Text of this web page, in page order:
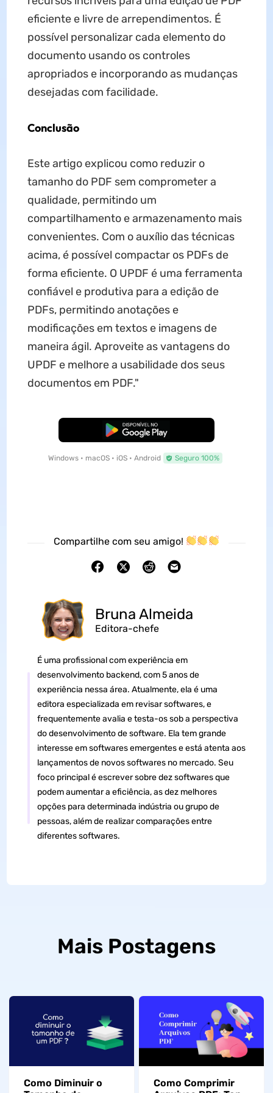
eficiente e livre de arrependimentos. É
possível personalizar cada elemento do
documento usando os controles
apropriados e incorporando as mudanças
desejadas com facilidade.
Conclusão
Este artigo explicou como reduzir o
tamanho do PDF sem comprometer a
qualidade, permitindo um
compartilhamento e armazenamento mais
convenientes. Com o auxílio das técnicas
acima, é possível compactar os PDFs de
forma eficiente. O UPDF é uma ferramenta
confiável e produtiva para a edição de
PDFs, permitindo anotações e
modificações em textos e imagens de
maneira ágil. Aproveite as vantagens do
UPDF e melhore a usabilidade dos seus
documentos em PDF."
Baixar Grátis
Windows • macOS • iOS • Android Seguro 100%
Compartilhe com seu amigo!
Bruna Almeida
Editora-chefe
É uma profissional com experiência em
desenvolvimento backend, com 5 anos de
experiência nessa área. Atualmente, ela é uma
editora especializada em revisar softwares, e
frequentemente avalia e testa-os sob a perspectiva
do desenvolvimento de software. Ela tem grande
interesse em softwares emergentes e está atenta aos
lançamentos de novos softwares no mercado. Seu
foco principal é escrever sobre dez softwares que
podem aumentar a eficiência, as dez melhores
opções para determinada indústria ou grupo de
pessoas, além de realizar comparações entre
diferentes softwares.
Mais Postagens
Como Diminuir o
Como Comprimir